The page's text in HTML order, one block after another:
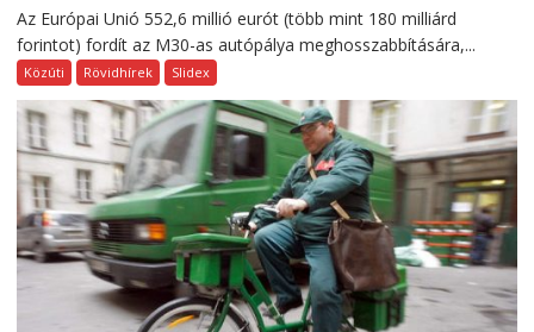
Az Európai Unió 552,6 millió eurót (több mint 180 milliárd
forintot) fordít az M30-as autópálya meghosszabbítására,...
Közúti Rövidhírek Slidex